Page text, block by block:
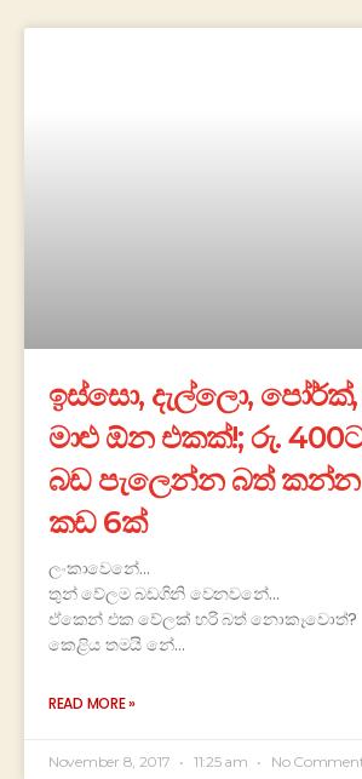
ඉස්සො, දැල්ලො, පෝර්ක්,
මාළු ඕන එකක්!; රු.
බඩ පැලෙන්න බත් කන්න
කඩ 6ක්
ලංකාවෙනේ…
තුන් වේලම බඩගිනි වෙනවනේ…
ඒකෙන් එක වේලක් හරි බත් නොකෑවොත්?
කෙළිය තමයි නේ…
READ MORE »
November 8, 2017 11:25 am No